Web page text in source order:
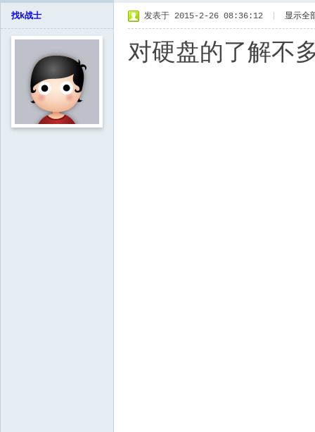
找k战士 发表于 2015-2-26 08:36:12 显示全
对硬盘的了解不